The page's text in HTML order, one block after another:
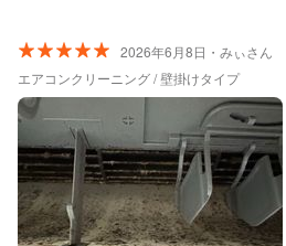
2026年6月8日・みぃさん
エアコンクリーニング / 壁掛けタイプ